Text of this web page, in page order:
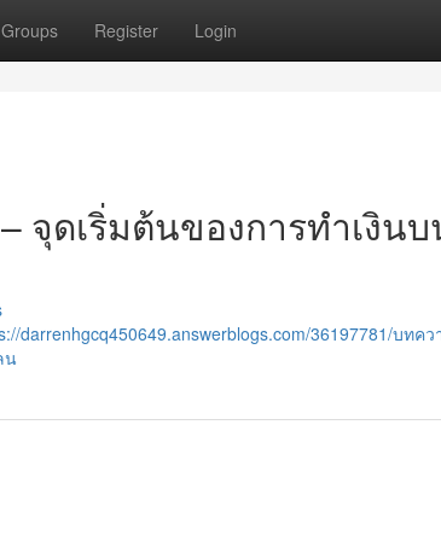
Groups Register Login
จุดเริ่มต้นของการทำเงินบ
darrenhgcq450649.answerblogs.com/36197781/บทค
น